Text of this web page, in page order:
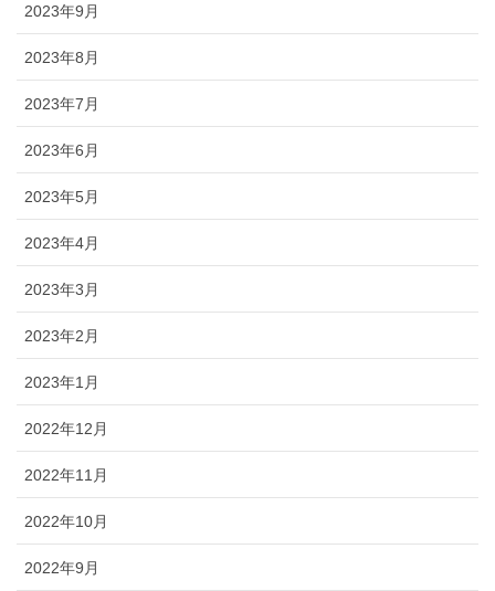
2023年9月
2023年8月
2023年7月
2023年6月
2023年5月
2023年4月
2023年3月
2023年2月
2023年1月
2022年12月
2022年11月
2022年10月
2022年9月